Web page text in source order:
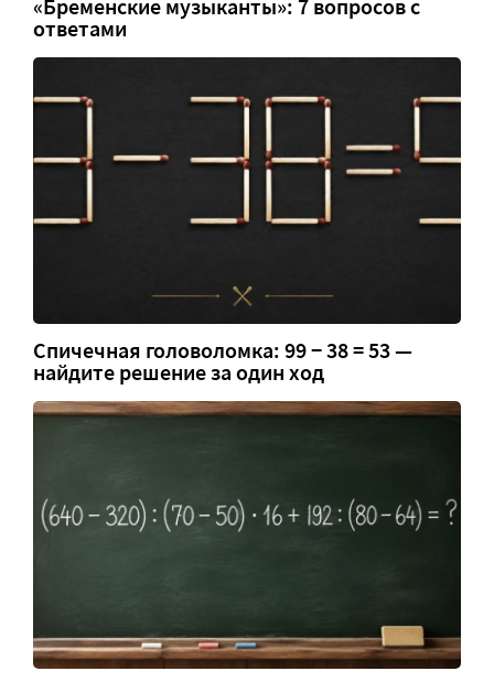
«Бременские музыканты»: 7 вопросов с
ответами
Спичечная головоломка: 99 − 38 = 53 —
найдите решение за один ход